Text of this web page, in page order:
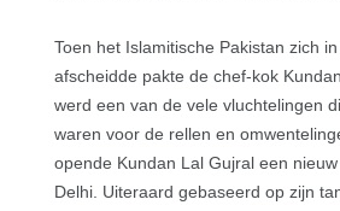
Toen het Islamitische Pakistan zich
afscheidde pakte de chef-kok
werd een van de vele vluchtelingen
waren voor de rellen en
opende Kundan Lal Gujral een
Delhi. Uiteraard gebaseerd op zijn